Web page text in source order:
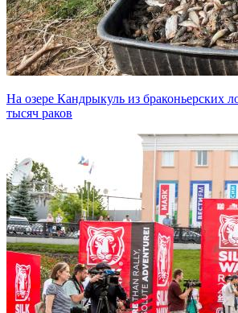
На озере Кандрыкуль из браконьерских
тысяч раков